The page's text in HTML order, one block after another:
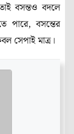
বসন্তও বদলে
পারে, বসন্তের
সেপাই মাত্র।